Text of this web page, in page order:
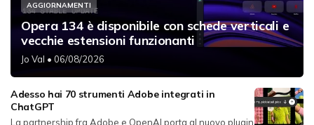
AGGIORNAMENTI
Opera 134 è disponibile con schede verticali e
vecchie estensioni funzionanti
Jo Val • 06/08/2026
Adesso hai 70 strumenti Adobe integrati in
ChatGPT
La partnership fra Adobe e OpenAI porta al nuovo plugin